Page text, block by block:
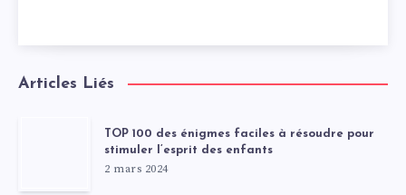
Articles Liés
TOP 100 des énigmes faciles à résoudre pour
stimuler l’esprit des enfants
2 mars 2024